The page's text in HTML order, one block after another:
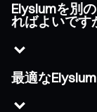
Elysiumを別
ればよいです
最適な